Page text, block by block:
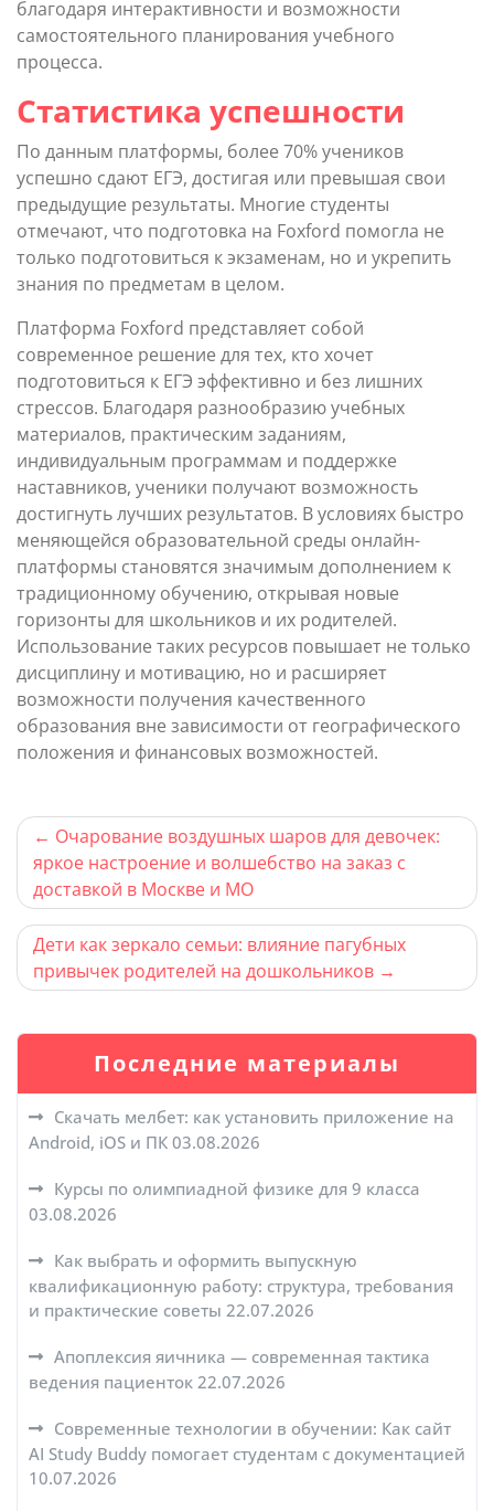
благодаря интерактивности и возможности
самостоятельного планирования учебного
процесса.
Статистика успешности
По данным платформы, более 70% учеников
успешно сдают ЕГЭ, достигая или превышая свои
предыдущие результаты. Многие студенты
отмечают, что подготовка на Foxford помогла не
только подготовиться к экзаменам, но и укрепить
знания по предметам в целом.
Платформа Foxford представляет собой
современное решение для тех, кто хочет
подготовиться к ЕГЭ эффективно и без лишних
стрессов. Благодаря разнообразию учебных
материалов, практическим заданиям,
индивидуальным программам и поддержке
наставников, ученики получают возможность
достигнуть лучших результатов. В условиях быстро
меняющейся образовательной среды онлайн-
платформы становятся значимым дополнением к
традиционному обучению, открывая новые
горизонты для школьников и их родителей.
Использование таких ресурсов повышает не только
дисциплину и мотивацию, но и расширяет
возможности получения качественного
образования вне зависимости от географического
положения и финансовых возможностей.
Навигация
по
записям
Очарование воздушных шаров для девочек:
яркое настроение и волшебство на заказ с
доставкой в Москве и МО
Дети как зеркало семьи: влияние пагубных
привычек родителей на дошкольников
Последние материалы
Скачать мелбет: как установить приложение на
Android, iOS и ПК 03.08.2026
Курсы по олимпиадной физике для 9 класса
03.08.2026
Как выбрать и оформить выпускную
квалификационную работу: структура, требования
и практические советы 22.07.2026
Апоплексия яичника — современная тактика
ведения пациенток 22.07.2026
Современные технологии в обучении: Как сайт
AI Study Buddy помогает студентам с документацией
10.07.2026